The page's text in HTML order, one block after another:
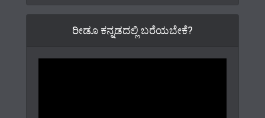
ರೀಡೂ ಕನ್ನಡದಲ್ಲಿ ಬರೆಯಬೇಕೆ?